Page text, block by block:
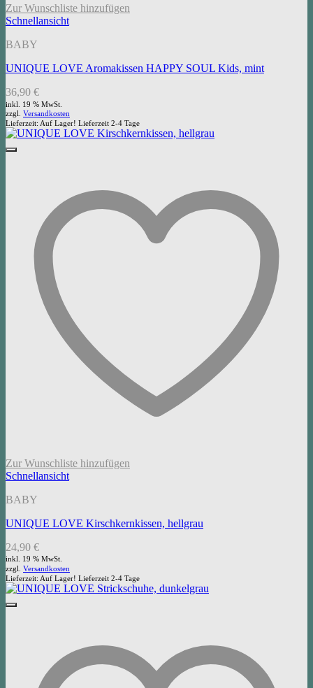
Zur Wunschliste hinzufügen
Schnellansicht
BABY
UNIQUE LOVE Aromakissen HAPPY SOUL Kids, mint
36,90 €
inkl. 19 % MwSt.
zzgl. Versandkosten
Lieferzeit: Auf Lager! Lieferzeit 2-4 Tage
Zur Wunschliste hinzufügen
Schnellansicht
BABY
UNIQUE LOVE Kirschkernkissen, hellgrau
24,90 €
inkl. 19 % MwSt.
zzgl. Versandkosten
Lieferzeit: Auf Lager! Lieferzeit 2-4 Tage